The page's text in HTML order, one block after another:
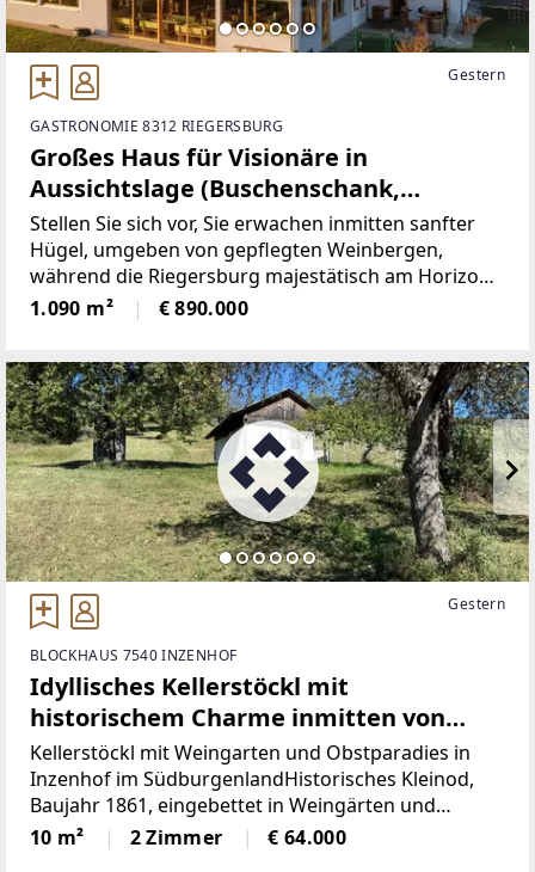
Gestern
GASTRONOMIE 8312 RIEGERSBURG
Großes Haus für Visionäre in
Aussichtslage (Buschenschank,
Weingärten)
Stellen Sie sich vor, Sie erwachen inmitten sanfter
Hügel, umgeben von gepflegten Weinbergen,
während die Riegersburg majestätisch am Horizont
erscheint – genau hier, in der begehrten
Hügellandschaft von Krennach, wartet eine
1.090 m² € 890.000
Gestern
BLOCKHAUS 7540 INZENHOF
Idyllisches Kellerstöckl mit
historischem Charme inmitten von
Weingärten & Obstbäumen
Kellerstöckl mit Weingarten und Obstparadies in
Inzenhof im SüdburgenlandHistorisches Kleinod,
Baujahr 1861, eingebettet in Weingärten und
ObstbäumeDieses charmante Kellerstöckl mit einer
Nutzfläche von ca. 23 m² und einer
10 m² 2 Zimmer € 64.000